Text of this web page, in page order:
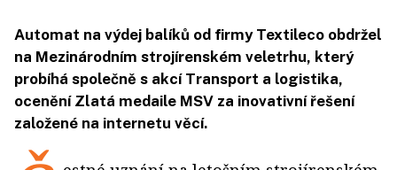
Automat na výdej balíků od firmy Textileco obdržel
na Mezinárodním strojírenském veletrhu, který
probíhá společně s akcí Transport a logistika,
ocenění Zlatá medaile MSV za inovativní řešení
založené na internetu věcí.